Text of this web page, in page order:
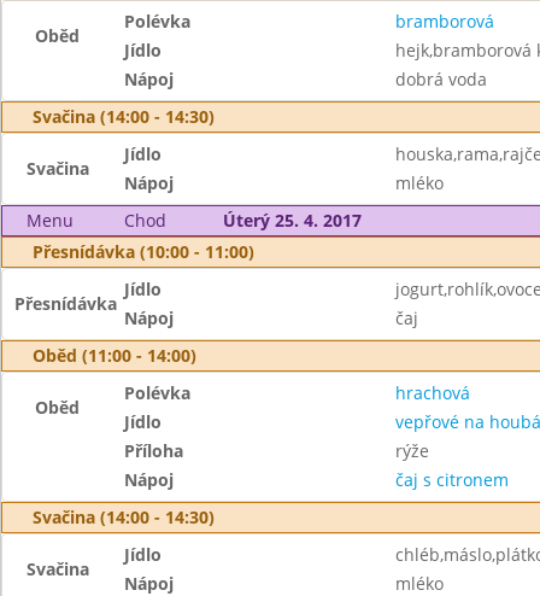
Oběd
Polévka
bramborová
Jídlo
hejk,bramborová
Nápoj
dobrá voda
Svačina (14:00 - 14:30)
Svačina
Jídlo
Nápoj
mléko
Menu
Chod
Úterý 25. 4. 2017
Přesnídávka (10:00 - 11:00)
Přesnídávka
Jídlo
Nápoj
čaj
Oběd (11:00 - 14:00)
Oběd
Polévka
hrachová
Jídlo
vepřové na
Příloha
rýže
Nápoj
čaj s citronem
Svačina (14:00 - 14:30)
Svačina
Jídlo
Nápoj
mléko